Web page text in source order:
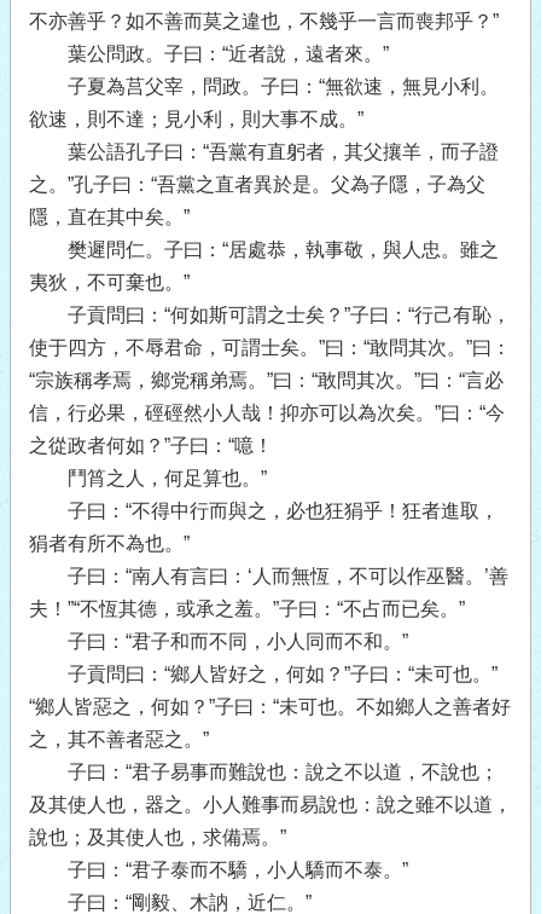
不亦善乎？如不善而莫之違也，不幾乎一言而喪邦乎？”
葉公問政。子曰：“近者說，遠者來。”
子夏為莒父宰，問政。子曰：“無欲速，無見小利。
欲速，則不達；見小利，則大事不成。”
葉公語孔子曰：“吾黨有直躬者，其父攘羊，而子證
之。”孔子曰：“吾黨之直者異於是。父為子隱，子為父
隱，直在其中矣。”
樊遲問仁。子曰：“居處恭，執事敬，與人忠。雖之
夷狄，不可棄也。”
子貢問曰：“何如斯可謂之士矣？”子曰：“行己有恥，
使于四方，不辱君命，可謂士矣。”曰：“敢問其次。”曰：
“宗族稱孝焉，鄉党稱弟焉。”曰：“敢問其次。”曰：“言必
信，行必果，硜硜然小人哉！抑亦可以為次矣。”曰：“今
之從政者何如？”子曰：“噫！
鬥筲之人，何足算也。”
子曰：“不得中行而與之，必也狂狷乎！狂者進取，
狷者有所不為也。”
子曰：“南人有言曰：‘人而無恆，不可以作巫醫。’善
夫！”“不恆其德，或承之羞。”子曰：“不占而已矣。”
子曰：“君子和而不同，小人同而不和。”
子貢問曰：“鄉人皆好之，何如？”子曰：“未可也。”
“鄉人皆惡之，何如？”子曰：“未可也。不如鄉人之善者好
之，其不善者惡之。”
子曰：“君子易事而難說也：說之不以道，不說也；
及其使人也，器之。小人難事而易說也：說之雖不以道，
說也；及其使人也，求備焉。”
子曰：“君子泰而不驕，小人驕而不泰。”
子曰：“剛毅、木訥，近仁。”